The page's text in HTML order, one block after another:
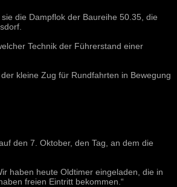
die Dampflok der Baureihe 50.35, die
Technik der Führerstand einer
kleine Zug für Rundfahrten in Bewegung
den 7. Oktober, den Tag, an dem die
haben heute Oldtimer eingeladen, die in
freien Eintritt bekommen.“